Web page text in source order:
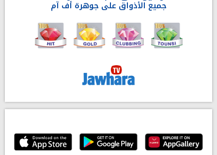
جميع الأذواق على جوهرة أف آم